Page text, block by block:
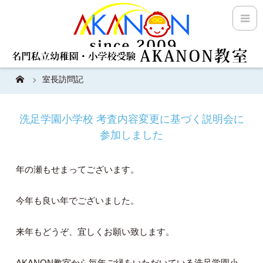
室長訪問記
洗足学園小学校 考査内容変更に基づく説明会に
参加しました
年の瀬もせまってございます。
今年も良い年でございました。
来年もどうぞ、宜しくお願い致します。